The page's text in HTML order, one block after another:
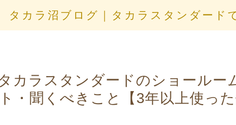
タカラ沼ブログ｜タカラスタンダード
カラスタンダードのショールー
・聞くべきこと【3年以上使っ